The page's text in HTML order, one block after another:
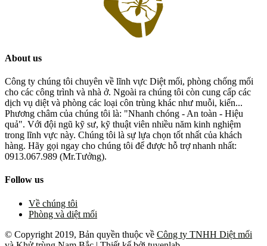
About us
Công ty chúng tôi chuyên về lĩnh vực Diệt mối, phòng chống mối
cho các công trình và nhà ở. Ngoài ra chúng tôi còn cung cấp các
dịch vụ diệt và phòng các loại côn trùng khác như muỗi, kiến...
Phương châm của chúng tôi là: "Nhanh chóng - An toàn - Hiệu
quả". Với đội ngũ kỹ sư, kỹ thuật viên nhiều năm kinh nghiệm
trong lĩnh vực này. Chúng tôi là sự lựa chọn tốt nhất của khách
hàng. Hãy gọi ngay cho chúng tôi để được hỗ trợ nhanh nhất:
0913.067.989 (Mr.Tưởng).
Follow us
Về chúng tôi
Phòng và diệt mối
© Copyright 2019, Bản quyền thuộc về Công ty TNHH Diệt mối